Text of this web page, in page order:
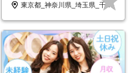
東京都_神奈川県_埼玉県_千葉県_大阪府…